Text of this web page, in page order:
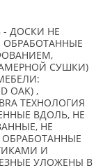
ДОСКИ НЕ
СУШКИ)
OAK) ,
ТЕХНОЛОГИЯ
ВДОЛЬ, НЕ
НЕ
И
УЛОЖЕНЫ В